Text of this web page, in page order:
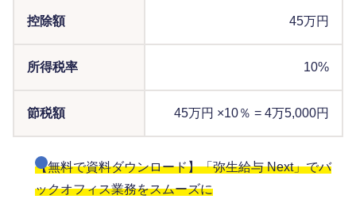
控除額 45万円
所得税率 10%
節税額 45万円 ×10％ = 4万5,000円
【無料で資料ダウンロード】「弥生給与 Next」でバ
ックオフィス業務をスムーズに